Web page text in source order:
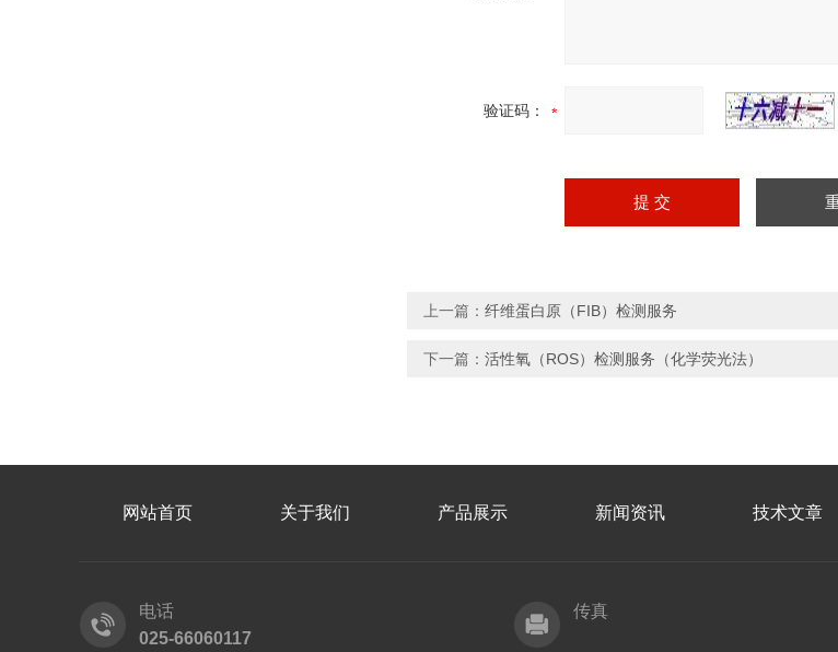
验证码：
上一篇： 纤维蛋白原（FIB）检测服务
下一篇： 活性氧（ROS）检测服务（化学荧光法）
网站首页 关于我们 产品展示 新闻资讯 技术文章
电话
025-66060117
传真